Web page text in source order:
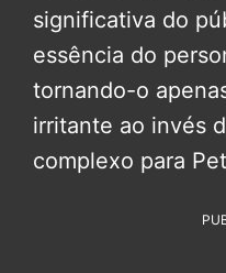
significativa do
essência do
tornando-o
irritante ao invés
complexo para